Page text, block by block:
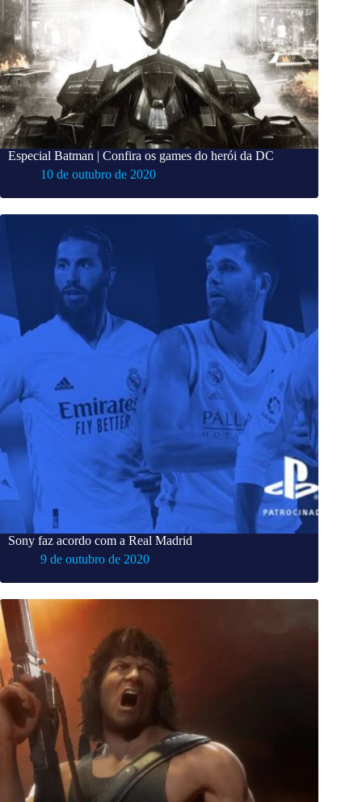
Especial Batman | Confira os games do herói da DC
10 de outubro de 2020
Sony faz acordo com a Real Madrid
9 de outubro de 2020